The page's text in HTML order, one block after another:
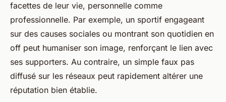
facettes de leur vie, personnelle comme
professionnelle. Par exemple, un sportif engageant
sur des causes sociales ou montrant son quotidien en
off peut humaniser son image, renforçant le lien avec
ses supporters. Au contraire, un simple faux pas
diffusé sur les réseaux peut rapidement altérer une
réputation bien établie.